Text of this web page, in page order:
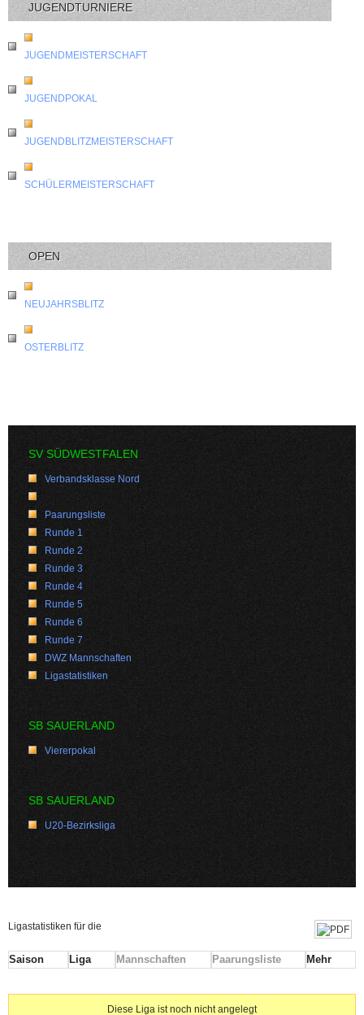
JUGENDTURNIERE
JUGENDMEISTERSCHAFT
JUGENDPOKAL
JUGENDBLITZMEISTERSCHAFT
SCHÜLERMEISTERSCHAFT
OPEN
NEUJAHRSBLITZ
OSTERBLITZ
SV SÜDWESTFALEN
Verbandsklasse Nord
Paarungsliste
Runde 1
Runde 2
Runde 3
Runde 4
Runde 5
Runde 6
Runde 7
DWZ Mannschaften
Ligastatistiken
SB SAUERLAND
Viererpokal
SB SAUERLAND
U20-Bezirksliga
Ligastatistiken für die
Saison Liga Mannschaften Paarungsliste Mehr
Diese Liga ist noch nicht angelegt